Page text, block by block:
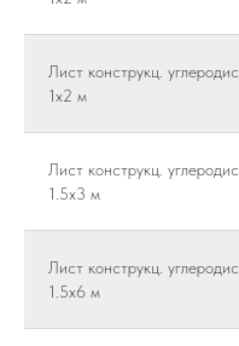
Лист конструкц.
1х2 м
Лист конструкц.
1.5х3 м
Лист конструкц.
1.5х6 м